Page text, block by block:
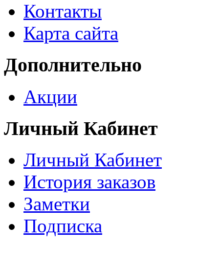
Контакты
Карта сайта
Дополнительно
Акции
Личный Кабинет
Личный Кабинет
История заказов
Заметки
Подписка